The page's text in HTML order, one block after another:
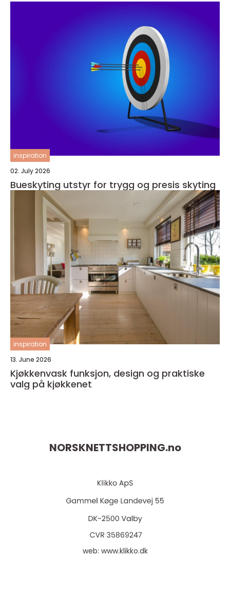
inspiration
02. July 2026
Bueskyting utstyr for trygg og presis skyting
inspiration
13. June 2026
Kjøkkenvask funksjon, design og praktiske
valg på kjøkkenet
NORSKNETTSHOPPING.no
web: www.klikko.dk